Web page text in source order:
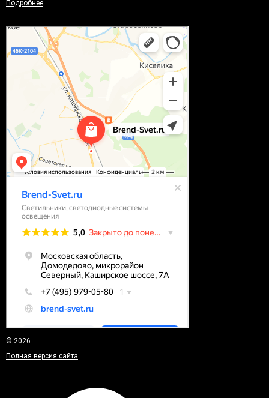
Подробнее
© 2026
Полная версия сайта